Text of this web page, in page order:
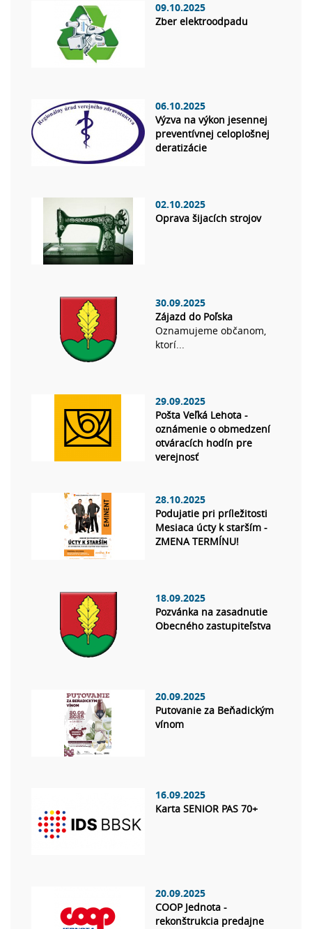
09.10.2025
Zber elektroodpadu
06.10.2025
Výzva na výkon jesennej
preventívnej celoplošnej
deratizácie
02.10.2025
Oprava šijacích strojov
30.09.2025
Zájazd do Poľska
Oznamujeme občanom,
ktorí...
29.09.2025
Pošta Veľká Lehota -
oznámenie o obmedzení
otváracích hodín pre
verejnosť
28.10.2025
Podujatie pri príležitosti
Mesiaca úcty k starším -
ZMENA TERMÍNU!
18.09.2025
Pozvánka na zasadnutie
Obecného zastupiteľstva
20.09.2025
Putovanie za Beňadickým
vínom
16.09.2025
Karta SENIOR PAS 70+
20.09.2025
COOP Jednota -
rekonštrukcia predajne